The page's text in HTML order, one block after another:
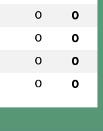
0 0
0 0
0 0
0 0